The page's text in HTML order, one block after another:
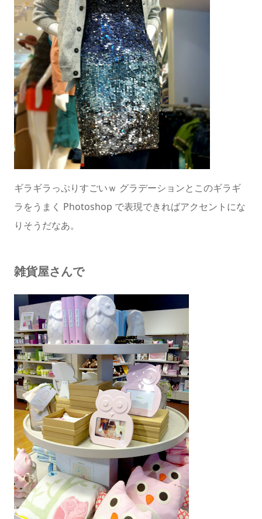
ギラギラっぷりすごいｗ グラデーションとこのギラギ
ラをうまく Photoshop で表現できればアクセントにな
りそうだなあ。
雑貨屋さんで